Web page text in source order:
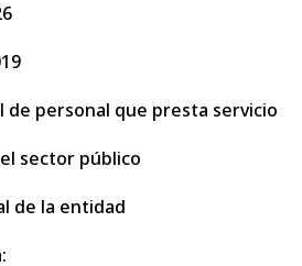
de personal que presta servicio
sector público
de la entidad